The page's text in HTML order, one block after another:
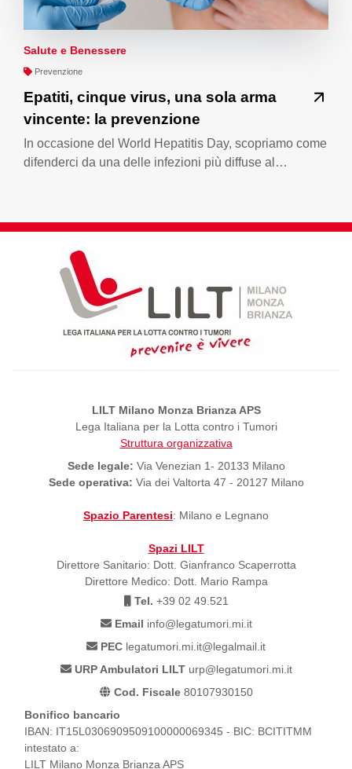
Salute e Benessere
Prevenzione
Epatiti, cinque virus, una sola arma
vincente: la prevenzione
In occasione del World Hepatitis Day, scopriamo come
difenderci da una delle infezioni più diffuse al…
LILT Milano Monza Brianza APS
Lega Italiana per la Lotta contro i Tumori
Struttura organizzativa
Sede legale: Via Venezian 1- 20133 Milano
Sede operativa: Via dei Valtorta 47 - 20127 Milano
Spazio Parentesi: Milano e Legnano
Spazi LILT
Direttore Sanitario: Dott. Gianfranco Scaperrotta
Direttore Medico: Dott. Mario Rampa
Tel. +39 02 49.521
Email info@legatumori.mi.it
PEC legatumori.mi.it@legalmail.it
URP Ambulatori LILTurp@legatumori.mi.it
Cod. Fiscale80107930150
Bonifico bancario
IBAN: IT15L0306909509100000069345 - BIC: BCITITMM
intestato a:
LILT Milano Monza Brianza APS